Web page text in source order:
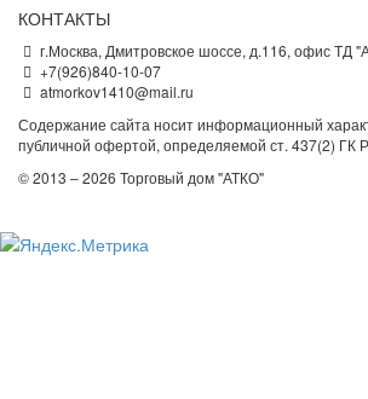
КОНТАКТЫ
г.Москва, Дмитровское шоссе, д.116, офис ТД
+7(926)840-10-07
atmorkov1410@mail.ru
Содержание сайта носит информационный
публичной офертой, определяемой ст. 437(2) ГК
© 2013 – 2026 Торговый дом "АТКО"